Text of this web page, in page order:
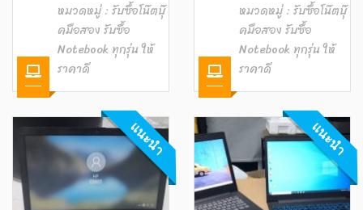
หมวดหมู่ : รับซื้อโน๊ตบุ๊
คมือสอง รับซื้อ
Notebook ทุกรุ่น ให้
ราคาดี
หมวดหมู่ : รับซื้อโน๊ตบุ๊
คมือสอง รับซื้อ
Notebook ทุกรุ่น ให้
ราคาดี
แนะนำ แนะนำ